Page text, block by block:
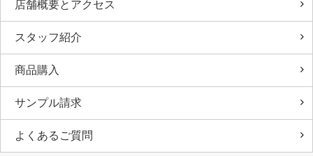
店舗概要とアクセス
スタッフ紹介
商品購入
サンプル請求
よくあるご質問